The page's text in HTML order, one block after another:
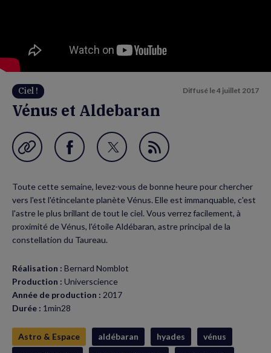
Ciel ! Diffusé le4 juillet 2017
Vénus et Aldebaran
Garder en favori
Partager
Facebook
(nouvelle
fenêtre)
Partager
Twitter
(nouvelle
fenêtre)
Flux
Toute cette semaine, levez-vous de bonne heure pour chercher
vers l'est l'étincelante planète Vénus. Elle est immanquable, c'est
l'astre le plus brillant de tout le ciel. Vous verrez facilement, à
proximité de Vénus, l'étoile Aldébaran, astre principal de la
constellation du Taureau.
Réalisation : Bernard Nomblot
Production : Universcience
Année de production : 2017
Durée : 1min28
Astro & Espace aldébaran hyades
vénus